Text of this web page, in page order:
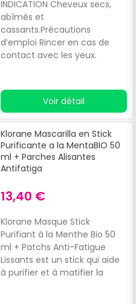
INDICATION Cheveux secs,
abîmés et
cassants.Précautions
d’emploi Rincer en cas de
contact avec les yeux.
Voir détail
Klorane Mascarilla en Stick
Purificante a la MentaBIO 50
ml + Parches Alisantes
Antifatiga
13,40 €
Klorane Masque Stick
Purifiant à la Menthe Bio 50
ml + Patchs Anti-Fatigue
Lissants est un stick qui aide
à purifier et à matifier la